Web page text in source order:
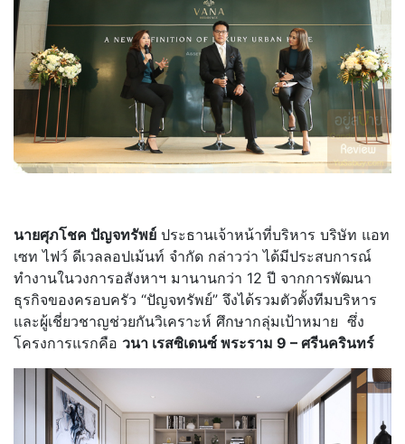
นายศุภโชค ปัญจทรัพย์ ประธานเจ้าหน้าที่บริหาร บริษัท แอท
เซท ไฟว์ ดีเวลลอปเม้นท์ จำกัด กล่าวว่า ได้มีประสบการณ์
ทำงานในวงการอสังหาฯ มานานกว่า 12 ปี จากการพัฒนา
ธุรกิจของครอบครัว “ปัญจทรัพย์” จึงได้รวมตัวตั้งทีมบริหาร
และผู้เชี่ยวชาญช่วยกันวิเคราะห์ ศึกษากลุ่มเป้าหมาย ซึ่ง
โครงการแรกคือ วนา เรสซิเดนซ์ พระราม 9 – ศรีนครินทร์